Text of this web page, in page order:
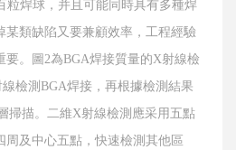
粒焊球，并且可能同時具有多種焊
某類缺陷又要兼顧效率，工程經驗
要。圖2為BGA焊接質量的X射線檢
檢測BGA焊接，再根據檢測結果
掃描。二維X射線檢測應采用五點
周及中心五點，快速檢測其他區